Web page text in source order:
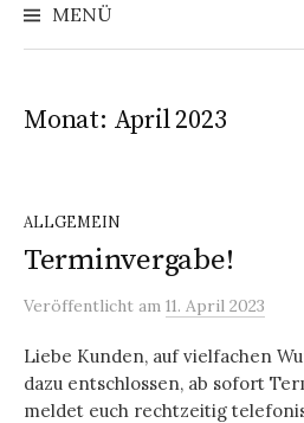
MENÜ
Monat: April 2023
ALLGEMEIN
Terminvergabe!
Veröffentlicht am 11. April 2023
Liebe Kunden, auf vielfachen
dazu entschlossen, ab sofort
meldet euch rechtzeitig